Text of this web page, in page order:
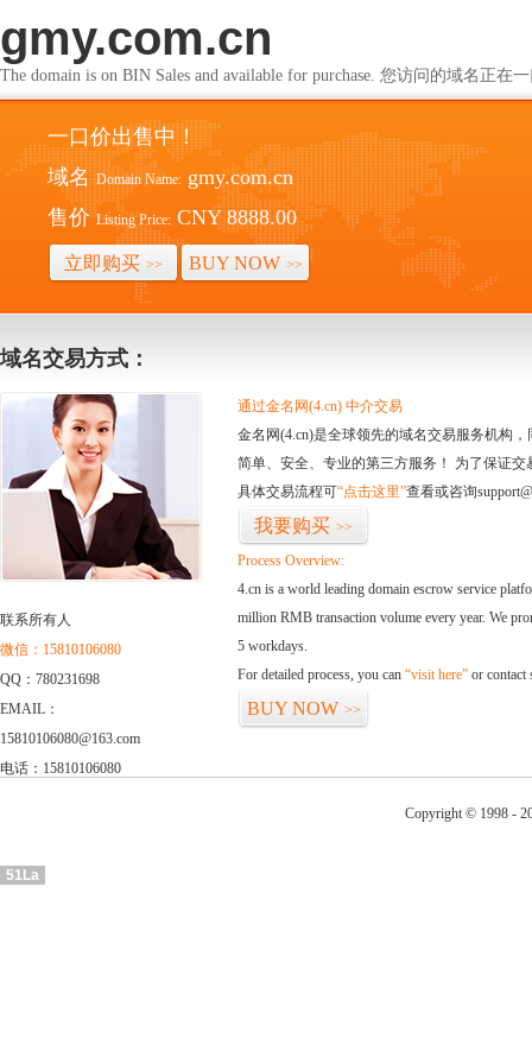
gmy.com.cn
The domain is on BIN Sales and available for purchase. 您访问的域名正在
一口价出售中！
域名 Domain Name: gmy.com.cn
售价 Listing Price: CNY 8888.00
立即购买 >> BUY NOW >>
域名交易方式：
联系所有人
微信：15810106080
QQ：780231698
EMAIL：
15810106080@163.com
电话：15810106080
通过金名网(4.cn) 中介交易
金名网(4.cn)是全球领先的域名交易服务机构
简单、安全、专业的第三方服务！ 为了保证
具体交易流程可“点击这里”查看或咨询
我要购买 >>
Process Overview:
4.cn is a world leading domain escrow service
million RMB transaction volume every year. We
5 workdays.
For detailed process, you can “visit here” or contact
BUY NOW >>
Copyright © 1998 -
51La